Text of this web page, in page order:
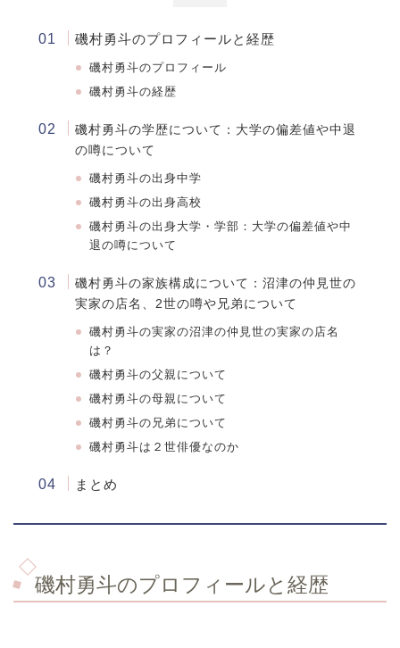
磯村勇斗のプロフィールと経歴
磯村勇斗のプロフィール
磯村勇斗の経歴
磯村勇斗の学歴について：大学の偏差値や中退
の噂について
磯村勇斗の出身中学
磯村勇斗の出身高校
磯村勇斗の出身大学・学部：大学の偏差値や中
退の噂について
磯村勇斗の家族構成について：沼津の仲見世の
実家の店名、 2世の噂や兄弟について
磯村勇斗の実家の沼津の仲見世の実家の店名
は？
磯村勇斗の父親について
磯村勇斗の母親について
磯村勇斗の兄弟について
磯村勇斗は２世俳優なのか
まとめ
磯村勇斗のプロフィールと経歴